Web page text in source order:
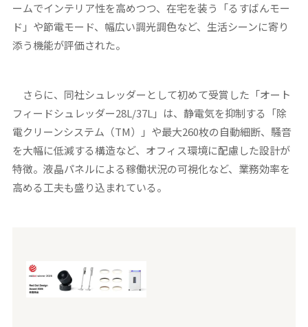
ームでインテリア性を高めつつ、在宅を装う「るすばんモー
ド」や節電モード、幅広い調光調色など、生活シーンに寄り
添う機能が評価された。
さらに、同社シュレッダーとして初めて受賞した「オート
フィードシュレッダー28L/37L」は、静電気を抑制する「除
電クリーンシステム（TM）」や最大260枚の自動細断、騒音
を大幅に低減する構造など、オフィス環境に配慮した設計が
特徴。液晶パネルによる稼働状況の可視化など、業務効率を
高める工夫も盛り込まれている。